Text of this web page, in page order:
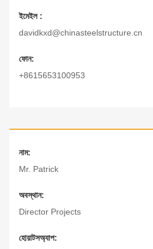
ইমেইল :
davidkxd@chinasteelstructure.cn
ফোন:
+8615653100953
নাম:
Mr. Patrick
অবস্থান:
Director Projects
হোয়াটসঅ্যাপ: